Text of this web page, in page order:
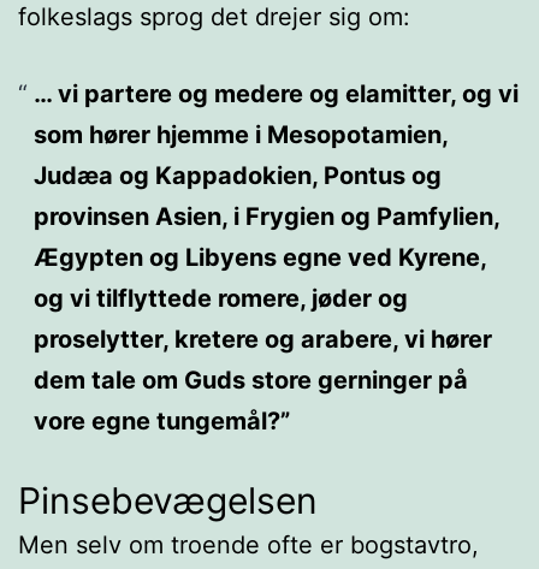
folkeslags sprog det drejer sig om:
… vi partere og medere og elamitter, og vi
som hører hjemme i Mesopotamien,
Judæa og Kappadokien, Pontus og
provinsen Asien, i Frygien og Pamfylien,
Ægypten og Libyens egne ved Kyrene,
og vi tilflyttede romere, jøder og
proselytter, kretere og arabere, vi hører
dem tale om Guds store gerninger på
vore egne tungemål?”
Pinsebevægelsen
Men selv om troende ofte er bogstavtro,